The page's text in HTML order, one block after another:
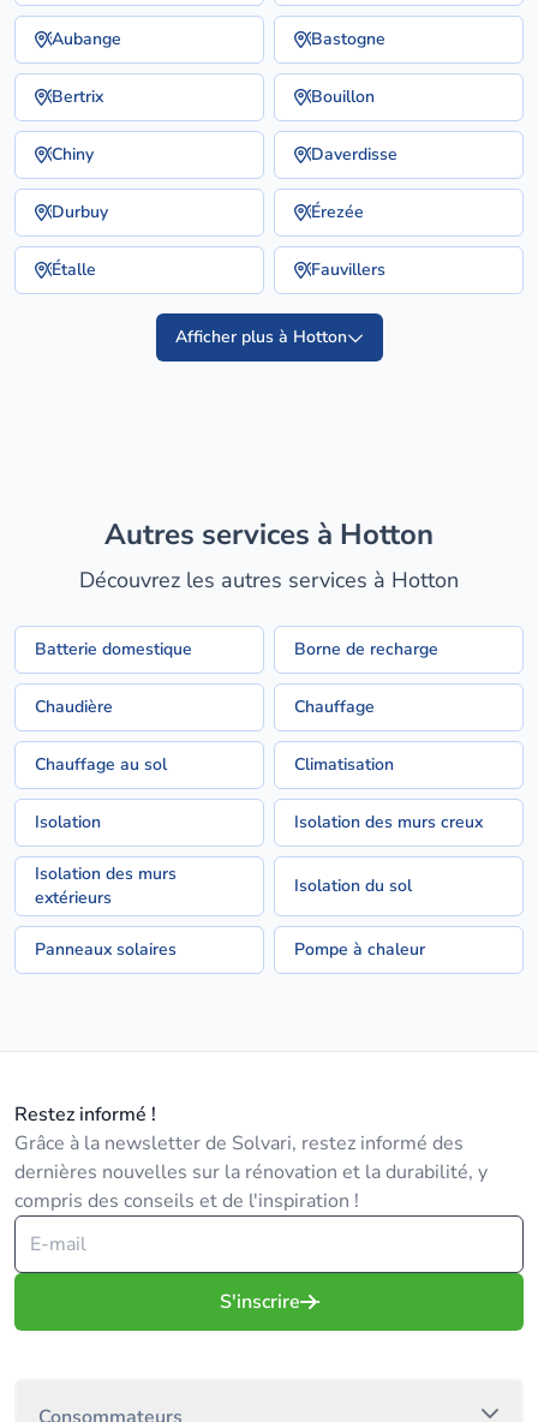
Aubange Bastogne
Bertrix Bouillon
Chiny Daverdisse
Durbuy Érezée
Étalle Fauvillers
Afficher plus à Hotton
Autres services à Hotton
Découvrez les autres services à Hotton
Batterie domestique Borne de recharge
Chaudière Chauffage
Chauffage au sol Climatisation
Isolation Isolation des murs creux
Isolation des murs
extérieurs
Isolation du sol
Panneaux solaires Pompe à chaleur
Restez informé !
Grâce à la newsletter de Solvari, restez informé des
dernières nouvelles sur la rénovation et la durabilité, y
compris des conseils et de l'inspiration !
S'inscrire